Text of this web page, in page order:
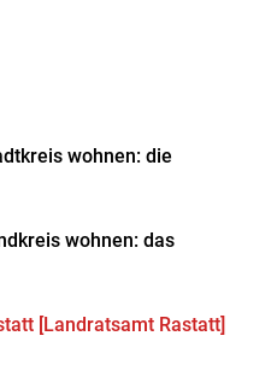
wohnen: die
wohnen: das
[Landratsamt Rastatt]